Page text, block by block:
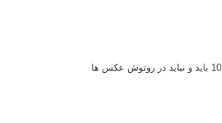
10 باید و نباید در روتوش عکس ها